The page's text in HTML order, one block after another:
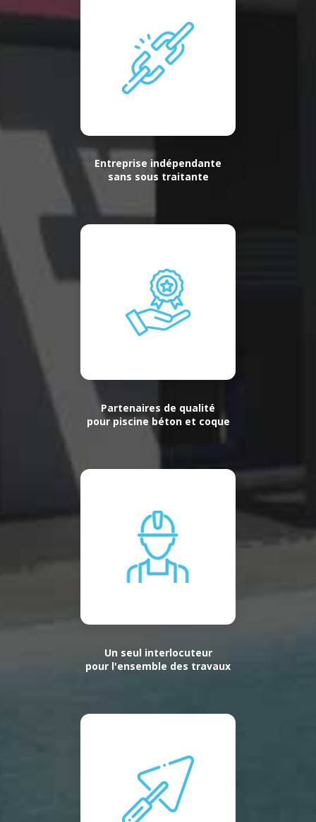
Entreprise indépendante
sans sous traitante
Partenaires de qualité
pour piscine béton et coque
Un seul interlocuteur
pour l'ensemble des travaux